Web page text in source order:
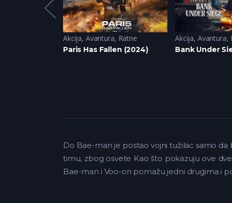
,Sci-Fi
Akcija, Avantura, Ratne
Paris Has Fallen (2024)
Akcija, Avantura,
Bank Under
Do Bae-man je postao vojni tužilac samo da
timu, zbog osvete Kao što pokazuju ove
Bae-man i Voo-on pomažu jedni drugima i